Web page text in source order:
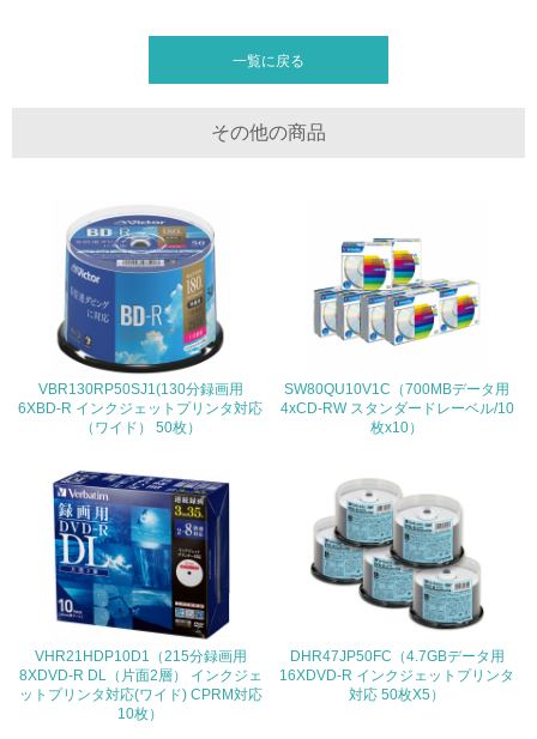
<L2> 資源とエネルギーの使用量の把握をし、具体的な削
<L1> 環境配慮型製品・サービスの製造・販売を積極的に
行っている
<L2> 環境配慮型製品・サービスの製造・販売状況を把握
し、具体的な販売目標や計画を立てている
グリーン購入
<L1> グリーン購入の取り組み方針を有し、グリーン購入
を行っている
<L2> 購入している製品・サービスの量と種類を把握し、
具体的な目標や計画を立てている
包装・物流
一覧に戻る
その他の商品
VBR130RP50SJ1(130分録画用
6XBD-R インクジェットプリンタ対応
（ワイド） 50枚）
SW80QU10V1C（700MBデータ用
4xCD-RW スタンダードレーベル/10
枚x10）
VHR21HDP10D1（215分録画用
8XDVD-R DL（片面2層） インクジェ
ットプリンタ対応(ワイド) CPRM対応
10枚）
DHR47JP50FC（4.7GBデータ用
16XDVD-R インクジェットプリンタ
対応 50枚X5）